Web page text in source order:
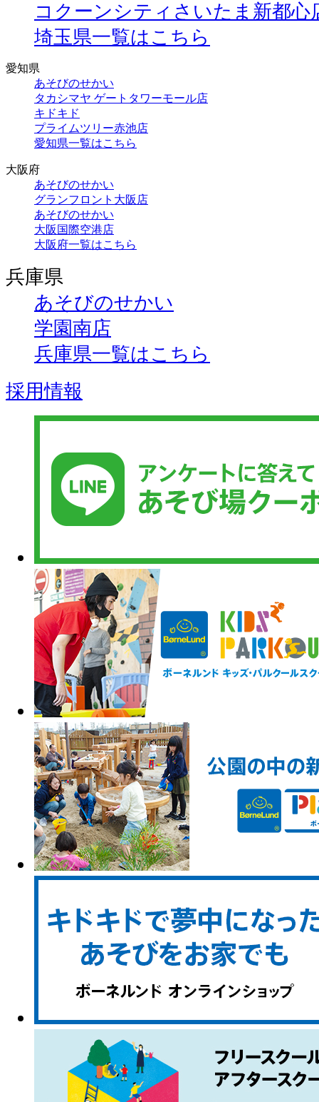
コクーンシティさいたま新都心
埼玉県一覧はこちら
愛知県
あそびのせかい
タカシマヤ ゲートタワーモール店
キドキド
プライムツリー赤池店
愛知県一覧はこちら
大阪府
あそびのせかい
グランフロント大阪店
あそびのせかい
大阪国際空港店
大阪府一覧はこちら
兵庫県
あそびのせかい
学園南店
兵庫県一覧はこちら
採用情報